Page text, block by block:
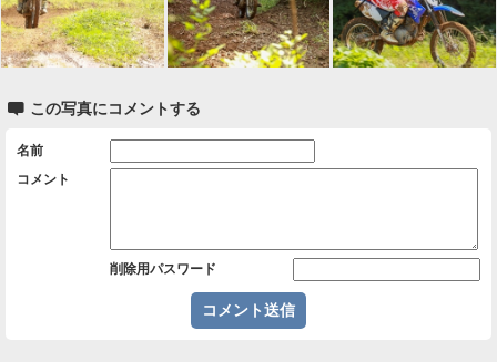
 この写真にコメントする
名前
コメント
削除用パスワード